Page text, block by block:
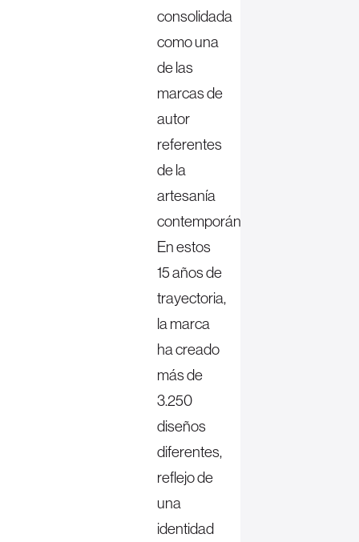
consolidada
como una
de las
marcas de
autor
referentes
de la
artesanía
contemporánea.
En estos
15 años de
trayectoria,
la marca
ha creado
más de
3.250
diseños
diferentes,
reflejo de
una
identidad